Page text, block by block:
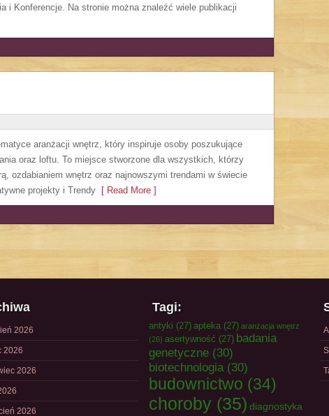
i Konferencje. Na stronie można znaleźć wiele publikacji
aranżacji wnętrz, który inspiruje osoby poszukujące
oraz loftu. To miejsce stworzone dla wszystkich, którzy
ozdabianiem wnętrz oraz najnowszymi trendami w świecie
projekty i Trendy [ Read More ]
2026
2026
2026
2026
Tagi:
antyki (27) apteka (27) aranżacja wnętrz
(26) asertywność (27) badania
genetyczne (30)
biotechnologia(30)
budownictwo (34)
choroby (35) diagnostyka